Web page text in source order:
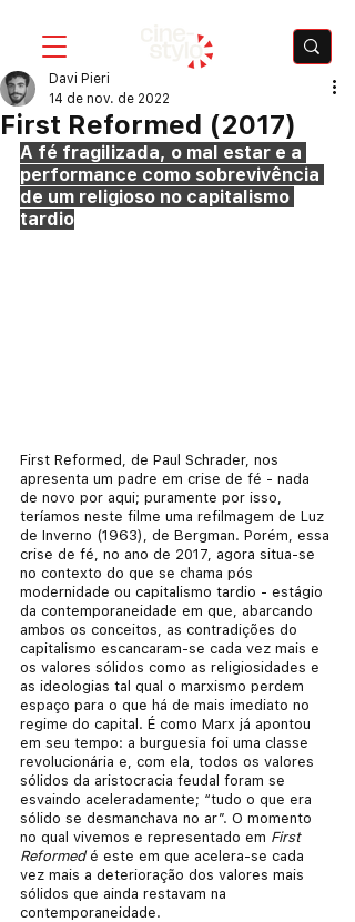
First Reformed (2017)
Davi Pieri
14 de nov. de 2022
A fé fragilizada, o mal estar e a
performance como sobrevivência
de um religioso no capitalismo
tardio
First Reformed, de Paul Schrader, nos
apresenta um padre em crise de fé - nada
de novo por aqui; puramente por isso,
teríamos neste filme uma refilmagem de Luz
de Inverno (1963), de Bergman. Porém, essa
crise de fé, no ano de 2017, agora situa-se
no contexto do que se chama pós
modernidade ou capitalismo tardio - estágio
da contemporaneidade em que, abarcando
ambos os conceitos, as contradições do
capitalismo escancaram-se cada vez mais e
os valores sólidos como as religiosidades e
as ideologias tal qual o marxismo perdem
espaço para o que há de mais imediato no
regime do capital. É como Marx já apontou
em seu tempo: a burguesia foi uma classe
revolucionária e, com ela, todos os valores
sólidos da aristocracia feudal foram se
esvaindo aceleradamente; “tudo o que era
sólido se desmanchava no ar”. O momento
no qual vivemos e representado em First
Reformed é este em que acelera-se cada
vez mais a deterioração dos valores mais
sólidos que ainda restavam na
contemporaneidade.